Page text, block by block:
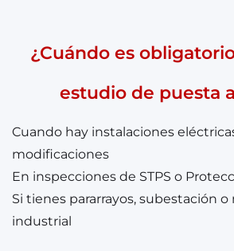
¿Cuándo es
estudio de puesta
Cuando hay instalaciones
modificaciones
En inspecciones de STPS o
Si tienes pararrayos, subestación
industrial